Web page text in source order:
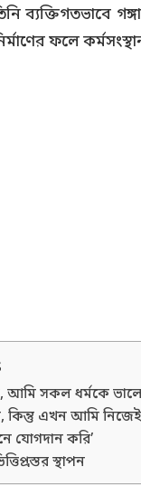
ব্যক্তিগতভাবে
ফলে
আমি সকল ধর্মকে
কিন্তু এখন আমি
যোগদান করি’
স্থাপন